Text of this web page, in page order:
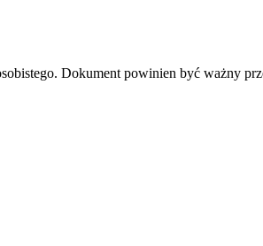
Dokument powinien być ważny